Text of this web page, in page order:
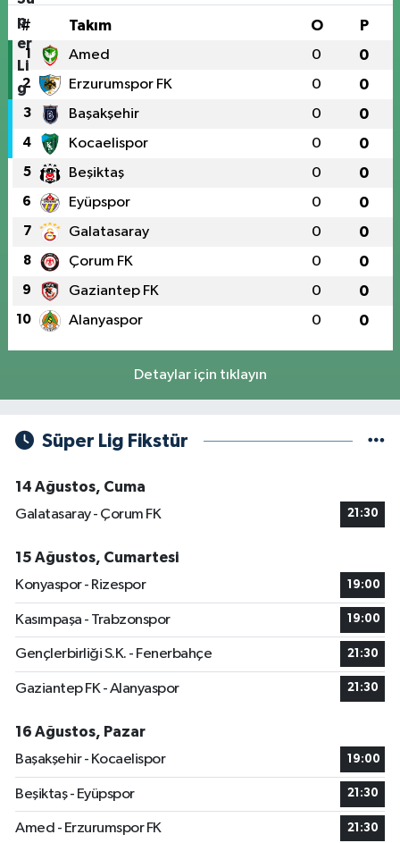
# Takım O P
1 Amed 0 0
2 Erzurumspor FK 0 0
3 Başakşehir 0 0
4 Kocaelispor 0 0
5 Beşiktaş 0 0
6 Eyüpspor 0 0
7 Galatasaray 0 0
8 Çorum FK 0 0
9 Gaziantep FK 0 0
10 Alanyaspor 0 0
Detaylar için tıklayın
Süper Lig Fikstür
14 Ağustos, Cuma
Galatasaray - Çorum FK
21:30
15 Ağustos, Cumartesi
Konyaspor - Rizespor
19:00
Kasımpaşa - Trabzonspor 19:00
Gençlerbirliği S.K. - Fenerbahçe 21:30
Gaziantep FK - Alanyaspor 21:30
16 Ağustos, Pazar
Başakşehir - Kocaelispor
19:00
Beşiktaş - Eyüpspor 21:30
Amed - Erzurumspor FK 21:30